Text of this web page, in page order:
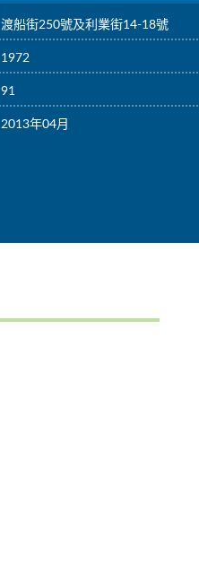
渡船街250號及利業街14-18號
1972
91
2013年04月